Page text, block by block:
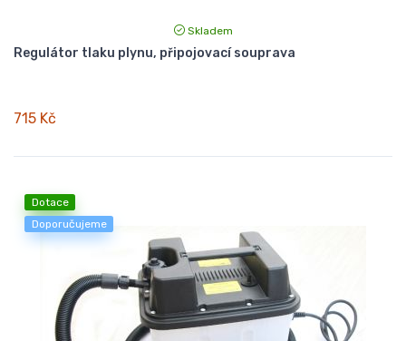
Skladem
Regulátor tlaku plynu, připojovací souprava
715 Kč
Dotace
Doporučujeme